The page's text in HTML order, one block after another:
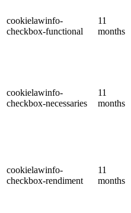
cookielawinfo-
checkbox-functional
11
months
cookielawinfo-
checkbox-necessaries
11
months
cookielawinfo-
checkbox-rendiment
11
months